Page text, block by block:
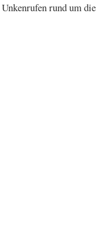
rund um die